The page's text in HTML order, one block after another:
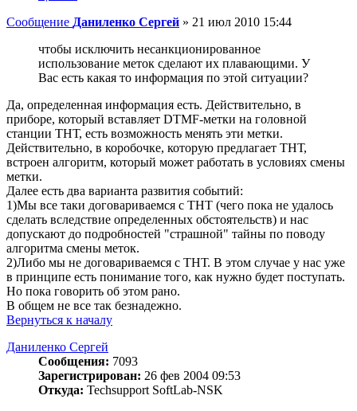
Сообщение Даниленко Сергей » 21 июл 2010 15:44
чтобы исключить несанкционированное
использование меток сделают их плавающими. У
Вас есть какая то информация по этой ситуации?
Да, определенная информация есть. Действительно, в
приборе, который вставляет DTMF-метки на головной
станции ТНТ, есть возможность менять эти метки.
Действительно, в коробочке, которую предлагает ТНТ,
встроен алгоритм, который может работать в условиях смены
метки.
Далее есть два варианта развития событий:
1)Мы все таки договариваемся с ТНТ (чего пока не удалось
сделать вследствие определенных обстоятельств) и нас
допускают до подробностей "страшной" тайны по поводу
алгоритма смены меток.
2)Либо мы не договариваемся с ТНТ. В этом случае у нас уже
в принципе есть понимание того, как нужно будет поступать.
Но пока говорить об этом рано.
В общем не все так безнадежно.
Вернуться к началу
Даниленко Сергей
Сообщения: 7093
Зарегистрирован: 26 фев 2004 09:53
Откуда: Techsupport SoftLab-NSK